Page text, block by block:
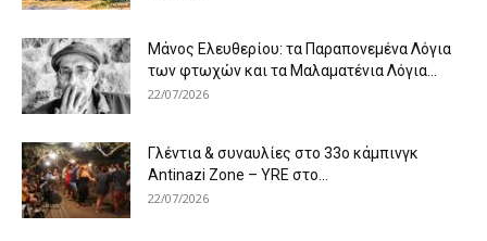
Μάνος Ελευθερίου: τα Παραπονεμένα Λόγια
των φτωχών και τα Μαλαματένια Λόγια...
22/07/2026
Γλέντια & συναυλίες στο 33ο κάμπινγκ
Antinazi Zone – YRE στο...
22/07/2026